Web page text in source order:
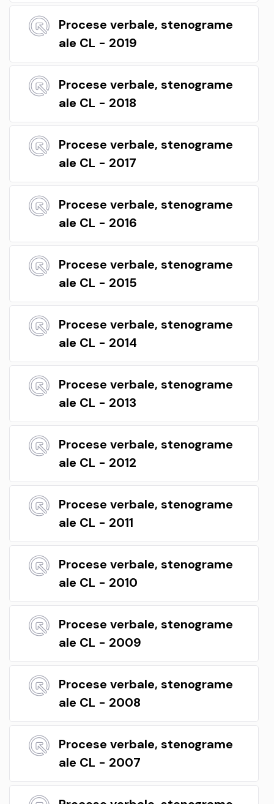
Procese verbale, stenograme
ale CL - 2019
Procese verbale, stenograme
ale CL - 2018
Procese verbale, stenograme
ale CL - 2017
Procese verbale, stenograme
ale CL - 2016
Procese verbale, stenograme
ale CL - 2015
Procese verbale, stenograme
ale CL - 2014
Procese verbale, stenograme
ale CL - 2013
Procese verbale, stenograme
ale CL - 2012
Procese verbale, stenograme
ale CL - 2011
Procese verbale, stenograme
ale CL - 2010
Procese verbale, stenograme
ale CL - 2009
Procese verbale, stenograme
ale CL - 2008
Procese verbale, stenograme
ale CL - 2007